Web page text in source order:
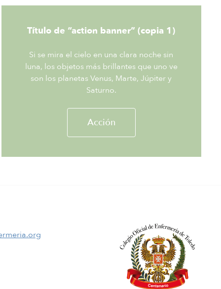
Título de “action banner” (copia 1)
Si se mira el cielo en una clara noche sin
luna, los objetos más brillantes que uno ve
son los planetas Venus, Marte, Júpiter y
Saturno.
Acción